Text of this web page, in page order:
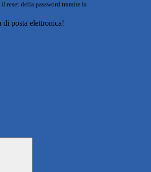
reset della password tramite la
di posta elettronica!